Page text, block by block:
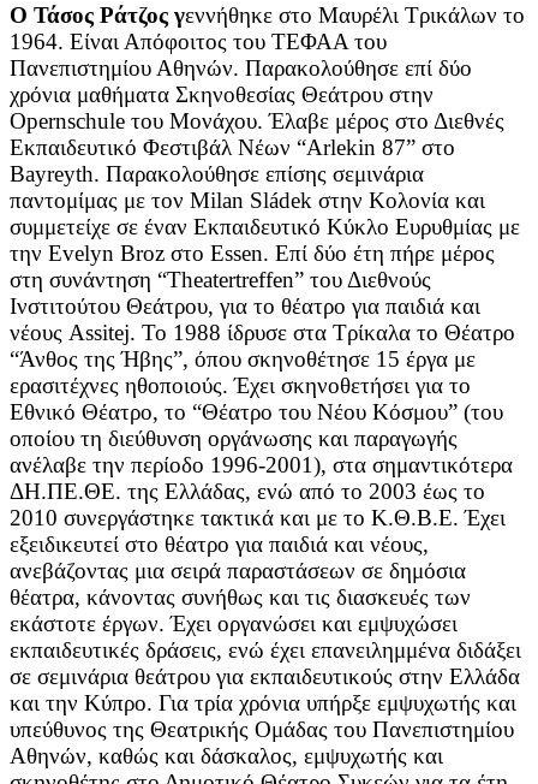
Ο Τάσος Ράτζος γεννήθηκε στο Μαυρέλι Τρικάλων το
1964. Είναι Απόφοιτος του ΤΕΦΑΑ του
Πανεπιστημίου Αθηνών. Παρακολούθησε επί δύο
χρόνια μαθήματα Σκηνοθεσίας Θεάτρου στην
Opernschule του Μονάχου. Έλαβε μέρος στο Διεθνές
Εκπαιδευτικό Φεστιβάλ Νέων “Arlekin 87” στο
Bayreyth. Παρακολούθησε επίσης σεμινάρια
παντομίμας με τον Milan Sládek στην Κολονία και
συμμετείχε σε έναν Εκπαιδευτικό Κύκλο Ευρυθμίας με
την Evelyn Broz στο Essen. Επί δύο έτη πήρε μέρος
στη συνάντηση “Theatertreffen” του Διεθνούς
Ινστιτούτου Θεάτρου, για το θέατρο για παιδιά και
νέους Assitej. Το 1988 ίδρυσε στα Τρίκαλα το Θέατρο
“Άνθος της Ήβης”, όπου σκηνοθέτησε 15 έργα με
ερασιτέχνες ηθοποιούς.Έχει σκηνοθετήσει για το
Εθνικό Θέατρο, το “Θέατρο του Νέου Κόσμου” (του
οποίου τη διεύθυνση οργάνωσης και παραγωγής
ανέλαβε την περίοδο 1996-2001), στα σημαντικότερα
ΔΗ.ΠΕ.ΘΕ. της Ελλάδας, ενώ από το 2003 έως το
2010 συνεργάστηκε τακτικά και με το Κ.Θ.Β.Ε. Έχει
εξειδικευτεί στο θέατρο για παιδιά και νέους,
ανεβάζοντας μια σειρά παραστάσεων σε δημόσια
θέατρα, κάνοντας συνήθως και τις διασκευές των
εκάστοτε έργων. Έχει οργανώσει και εμψυχώσει
εκπαιδευτικές δράσεις, ενώ έχει επανειλημμένα διδάξει
σε σεμινάρια θεάτρου για εκπαιδευτικούς στην Ελλάδα
και την Κύπρο. Για τρία χρόνια υπήρξε εμψυχωτής και
υπεύθυνος της Θεατρικής Ομάδας του Πανεπιστημίου
Αθηνών, καθώς και δάσκαλος, εμψυχωτής και